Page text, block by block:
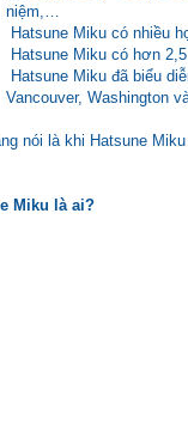
niệm,…
Hatsune Miku có nhiều
Hatsune Miku có hơn
Hatsune Miku đã biểu
Vancouver, Washington
nói là khi Hatsune
Miku là ai?